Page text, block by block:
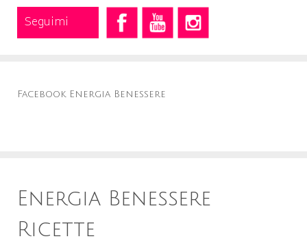
Seguimi
Facebook Energia Benessere
Energia Benessere
Ricette